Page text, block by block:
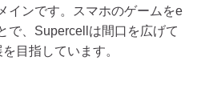
インです。スマホのゲームをe
で、Supercellは間口を広げて
目指しています。